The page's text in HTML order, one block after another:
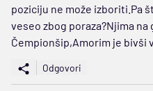
poziciju ne može izboriti.Pa
veseo zbog poraza?Njima
Čempionšip,Amorim je bivši
Odgovori